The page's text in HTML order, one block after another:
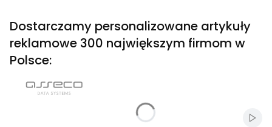
Dostarczamy personalizowane artykuły
reklamowe 300 największym firmom w
Polsce: